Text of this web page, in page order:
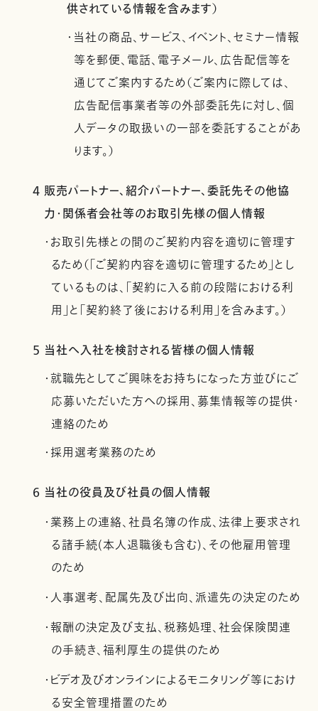
供されている情報を含みます）
・当社の商品、サービス、イベント、セミナー情報
等を郵便、電話、電子メール、広告配信等を
通じてご案内するため（ご案内に際しては、
広告配信事業者等の外部委託先に対し、個
人データの取扱いの一部を委託することがあ
ります。）
4 販売パートナー、紹介パートナー、委託先その他協
力・関係者会社等のお取引先様の個人情報
・お取引先様との間のご契約内容を適切に管理す
るため（「ご契約内容を適切に管理するため」とし
ているものは、「契約に入る前の段階における利
用」と「契約終了後における利用」を含みます。）
5 当社へ入社を検討される皆様の個人情報
・就職先としてご興味をお持ちになった方並びにご
応募いただいた方への採用、募集情報等の提供・
連絡のため
・採用選考業務のため
6 当社の役員及び社員の個人情報
・業務上の連絡、社員名簿の作成、法律上要求され
る諸手続(本人退職後も含む)、その他雇用管理
のため
・人事選考、配属先及び出向、派遣先の決定のため
・報酬の決定及び支払、税務処理、社会保険関連
の手続き、福利厚生の提供のため
・ビデオ及びオンラインによるモニタリング等におけ
る安全管理措置のため